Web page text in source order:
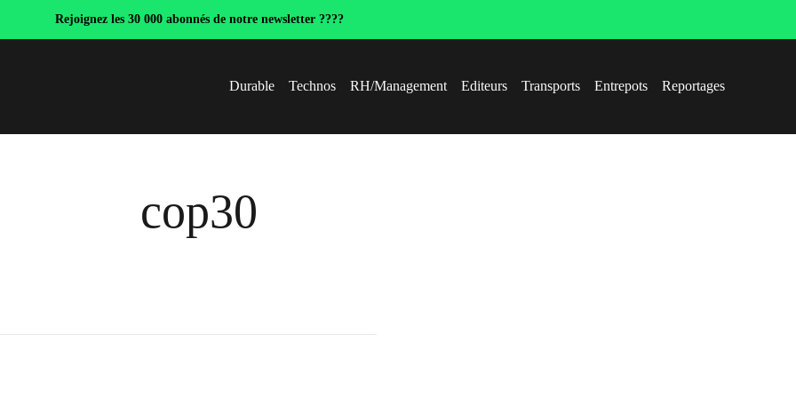
Rejoignez les 30 000 abonnés de notre newsletter ????
Durable Technos RH/Management Editeurs Transports Entrepots Reportages
cop30